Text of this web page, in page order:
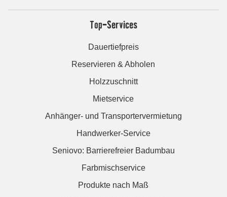
Top-Services
Dauertiefpreis
Reservieren & Abholen
Holzzuschnitt
Mietservice
Anhänger- und Transportervermietung
Handwerker-Service
Seniovo: Barrierefreier Badumbau
Farbmischservice
Produkte nach Maß